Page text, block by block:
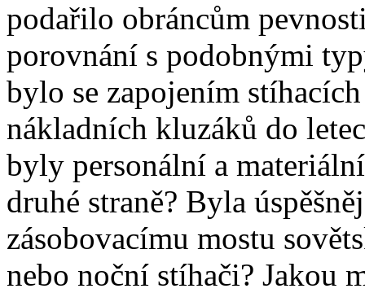
podařilo obráncům
porovnání s podobnými
bylo se zapojením
nákladních kluzáků do
byly personální a
druhé straně? Byla
zásobovacímu mostu
nebo noční stíhači? Jakou